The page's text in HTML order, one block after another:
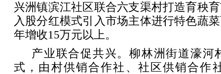
兴洲镇滨江社区联合六支渠村打造育秧
入股分红模式引入市场主体进行特色蔬
年增收15万元以上。
产业联合促共兴。柳林洲街道濠河
式，由村供销合作社、社区供销合作